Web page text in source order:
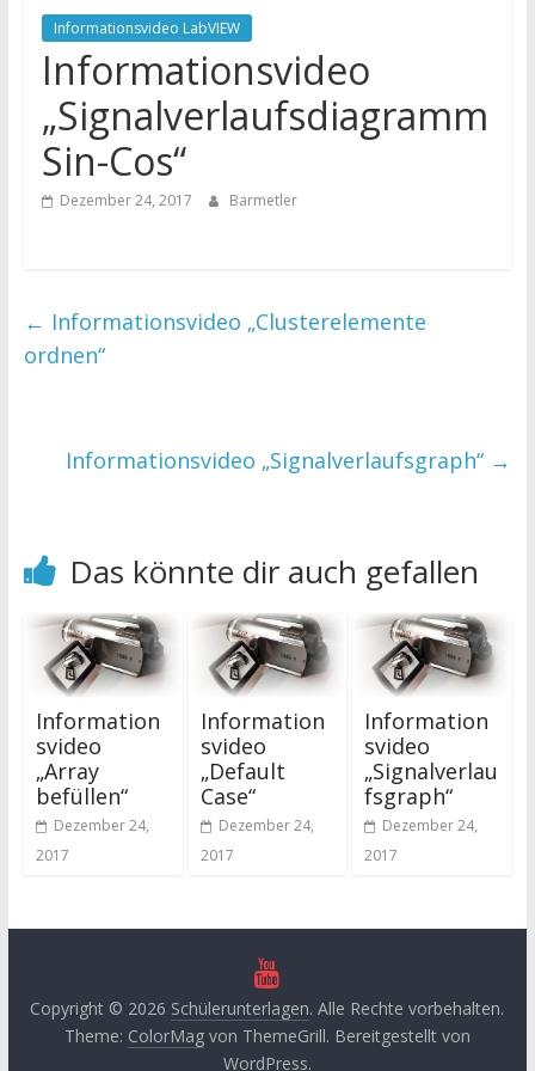
Informationsvideo LabVIEW
Informationsvideo
„Signalverlaufsdiagramm
Sin-Cos“
Dezember 24, 2017 Barmetler
← Informationsvideo „Clusterelemente
ordnen“
Informationsvideo „Signalverlaufsgraph“ →
Das könnte dir auch gefallen
Information
svideo
„Array
befüllen“
Dezember 24,
2017
Information
svideo
„Default
Case“
Dezember 24,
2017
Information
svideo
„Signalverlau
fsgraph“
Dezember 24,
2017
Copyright © 2026 Schülerunterlagen. Alle Rechte vorbehalten.
Theme: ColorMagvon ThemeGrill. Bereitgestellt von
WordPress.